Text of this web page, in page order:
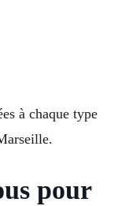
à chaque type
pour